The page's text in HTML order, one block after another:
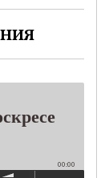
00:00